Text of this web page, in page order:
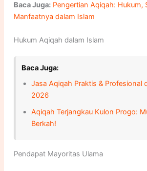
Baca Juga: Pengertian Aqiqah: Hukum,
Manfaatnya dalam Islam
Hukum Aqiqah dalam Islam
Baca Juga:
Jasa Aqiqah Praktis & Profesional
2026
Aqiqah Terjangkau Kulon Progo:
Berkah!
Pendapat Mayoritas Ulama